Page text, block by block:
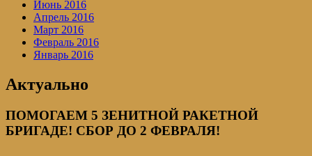
Июнь 2016
Апрель 2016
Март 2016
Февраль 2016
Январь 2016
Актуально
ПОМОГАЕМ 5 ЗЕНИТНОЙ РАКЕТНОЙ
БРИГАДЕ! СБОР ДО 2 ФЕВРАЛЯ!